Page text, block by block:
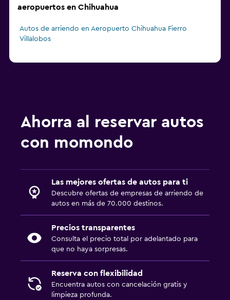
aeropuertos en Chihuahua
Autos de arriendo en Aeropuerto Chihuahua Fierro
Villalobos
Ahorra al reservar autos
con momondo
Las mejores ofertas de autos para ti
Descubre ofertas de empresas de arriendo de
autos en más de 70.000 destinos.
Precios transparentes
Consulta el precio total por adelantado para
que no haya sorpresas.
Reserva con flexibilidad
Encuentra autos con cancelación gratis y
limpieza profunda.